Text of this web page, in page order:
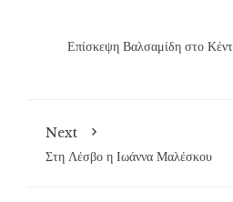
Επίσκεψη Βαλσαμίδη στο
Next
Στη Λέσβο η Ιωάννα Μαλέσκου